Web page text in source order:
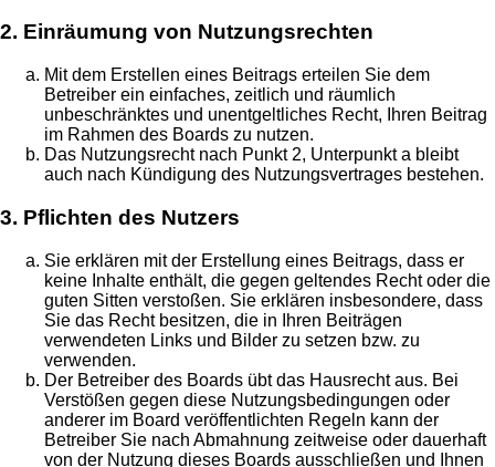
2. Einräumung von Nutzungsrechten
Mit dem Erstellen eines Beitrags erteilen Sie dem
Betreiber ein einfaches, zeitlich und räumlich
unbeschränktes und unentgeltliches Recht, Ihren Beitrag
im Rahmen des Boards zu nutzen.
Das Nutzungsrecht nach Punkt 2, Unterpunkt a bleibt
auch nach Kündigung des Nutzungsvertrages bestehen.
3. Pflichten des Nutzers
Sie erklären mit der Erstellung eines Beitrags, dass er
keine Inhalte enthält, die gegen geltendes Recht oder die
guten Sitten verstoßen. Sie erklären insbesondere, dass
Sie das Recht besitzen, die in Ihren Beiträgen
verwendeten Links und Bilder zu setzen bzw. zu
verwenden.
Der Betreiber des Boards übt das Hausrecht aus. Bei
Verstößen gegen diese Nutzungsbedingungen oder
anderer im Board veröffentlichten Regeln kann der
Betreiber Sie nach Abmahnung zeitweise oder dauerhaft
von der Nutzung dieses Boards ausschließen und Ihnen